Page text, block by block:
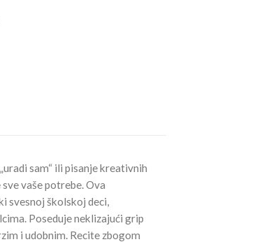
sam“ ili pisanje kreativnih
vaše potrebe. Ova
svesnoj školskoj deci,
Poseduje neklizajući grip
i udobnim. Recite zbogom